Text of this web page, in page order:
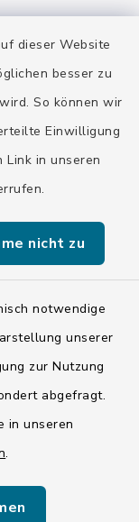
dieser Website
besser zu
So können wir
Einwilligung
Link in unseren
nicht zu
notwendige
unserer
zur Nutzung
abgefragt.
in unseren
.